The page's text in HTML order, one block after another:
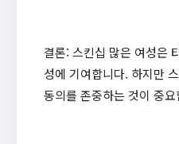
결론: 스킨십 많은 여성은
성에 기여합니다. 하지만
동의를 존중하는 것이 중요